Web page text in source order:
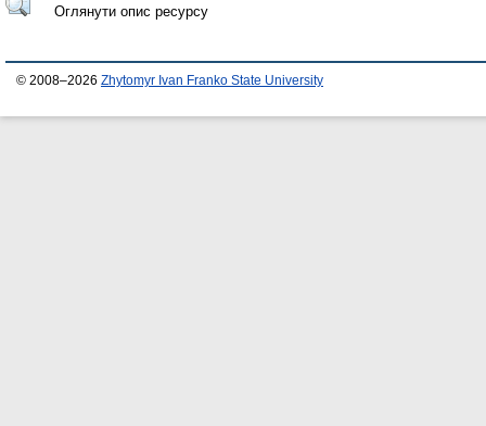
Оглянути опис ресурсу
© 2008–2026 Zhytomyr Ivan Franko State University